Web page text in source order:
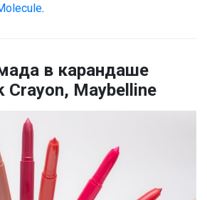
.
в карандаше
Crayon, Maybelline